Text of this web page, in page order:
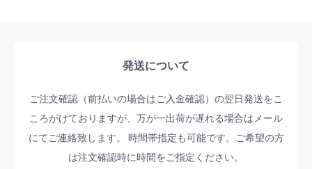
発送について
ご注文確認（前払いの場合はご入金確認）の翌日発送をこ
ころがけておりますが、万が一出荷が遅れる場合はメール
にてご連絡致します。 時間帯指定も可能です。ご希望の方
は注文確認時に時間をご指定ください。